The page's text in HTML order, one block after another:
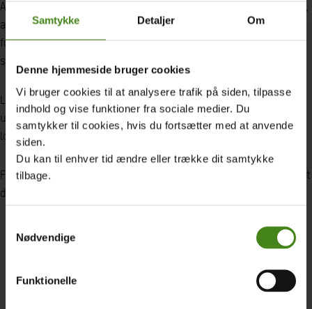
Samtykke Detaljer Om
Denne hjemmeside bruger cookies
Vi bruger cookies til at analysere trafik på siden, tilpasse
indhold og vise funktioner fra sociale medier. Du
samtykker til cookies, hvis du fortsætter med at anvende
siden.
Du kan til enhver tid ændre eller trække dit samtykke
tilbage.
Nødvendige
Funktionelle
Alle lande bør underskrive ‘Safe Schools Declaration’, som sikrer,
at skoler ikke anvendes til andre formål end undervisning i
forbindelse med kriser og krige. Det er i øvrigt en deklaration,
som Danmark ikke har underskrevet.
Landene bør lave love, som sikrer retten til fri folkeskole og
ungdomsuddannelse – i overensstemmelse med internationale
love.
Folkeskolen bør alle steder være gratis, og landene skal sikre, at
der ikke er indirekte betaling forbundet med at gå i skole.